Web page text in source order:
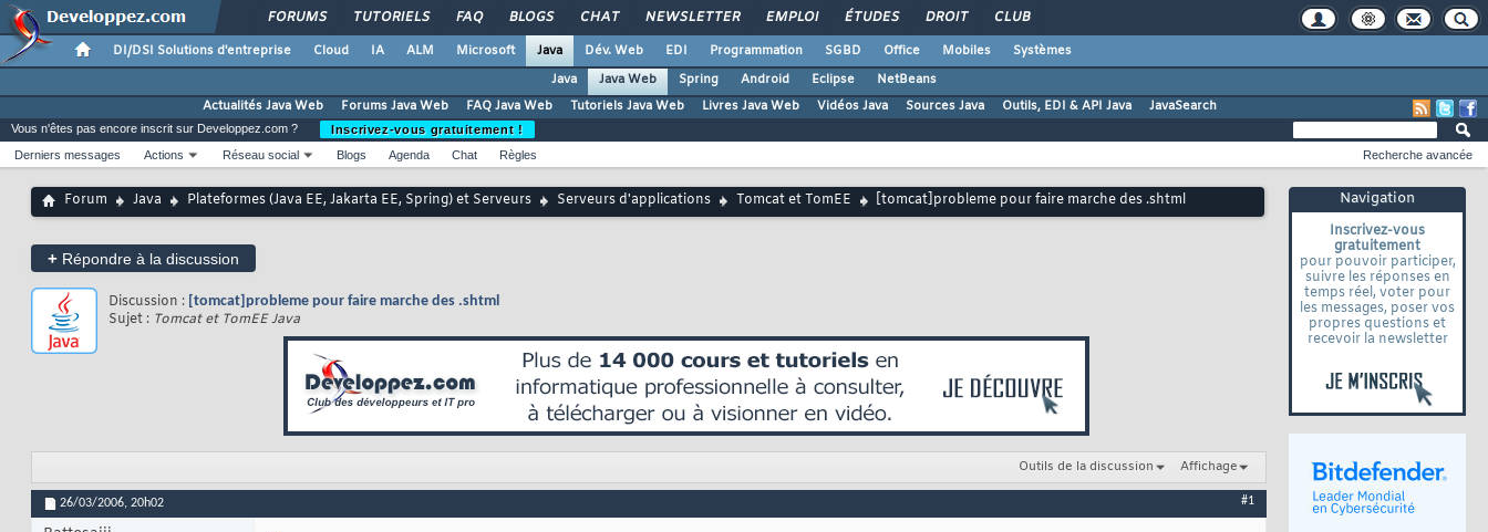
FORUMS TUTORIELS FAQ BLOGS CHAT NEWSLETTER EMPLOI ÉTUDES DROIT CLUB
DI/DSI Solutions d'entreprise Cloud IA ALM Microsoft Java Dév. Web EDI Programmation SGBD Office Mobiles
Systèmes
Java
Java Web Spring Android Eclipse
NetBeans
Actualités Java Web
Forums Java Web FAQ Java Web Tutoriels Java Web Livres Java Web Vidéos Java Sources Java Outils, EDI & API Java JavaSearch
Navigation
Inscrivez-vous
gratuitement
pour pouvoir participer,
suivre les réponses en
temps réel, voter pour
les messages, poser vos
propres questions et
recevoir la newsletter
Vous n'êtes pas encore inscrit sur Developpez.com ?
Inscrivez-vous gratuitement !
Derniers messages
Actions Réseau social Blogs Agenda Chat Règles Recherche avancée
Forum Java Plateformes (Java EE, Jakarta EE, Spring) et Serveurs Serveurs d'applications Tomcat et TomEE [tomcat]probleme pour faire marche des .shtml
+ Répondre à la discussion
Discussion : [tomcat]probleme pour faire marche des .shtml
Sujet : Tomcat et TomEE Java
Outils de la discussion Affichage
26/03/2006, 20h02 #1